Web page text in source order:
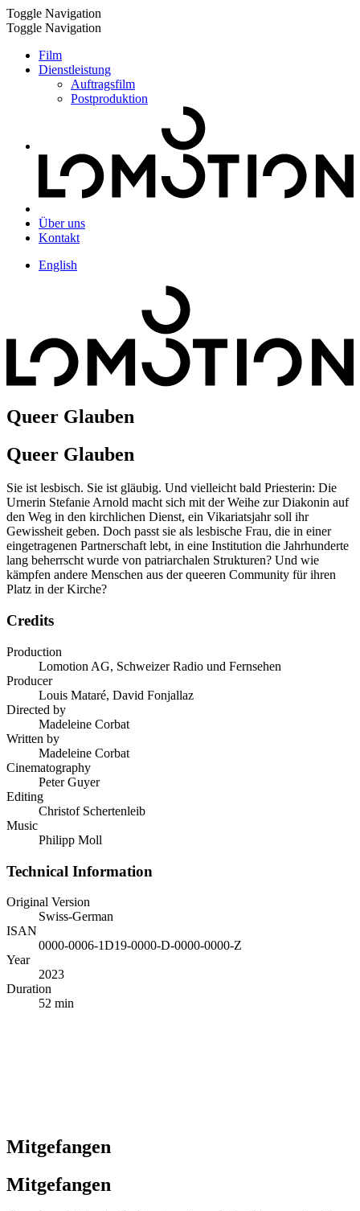
Toggle Navigation
Toggle Navigation
Film
Dienstleistung
Auftragsfilm
Postproduktion
Über uns
Kontakt
English
Queer Glauben
Queer Glauben
Sie ist lesbisch. Sie ist gläubig. Und vielleicht bald Priesterin: Die
Urnerin Stefanie Arnold macht sich mit der Weihe zur Diakonin auf
den Weg in den kirchlichen Dienst, ein Vikariatsjahr soll ihr
Gewissheit geben. Doch passt sie als lesbische Frau, die in einer
eingetragenen Partnerschaft lebt, in eine Institution die Jahrhunderte
lang beherrscht wurde von patriarchalen Strukturen? Und wie
kämpfen andere Menschen aus der queeren Community für ihren
Platz in der Kirche?
Credits
Production
Lomotion AG, Schweizer Radio und Fernsehen
Producer
Louis Mataré, David Fonjallaz
Directed by
Madeleine Corbat
Written by
Madeleine Corbat
Cinematography
Peter Guyer
Editing
Christof Schertenleib
Music
Philipp Moll
Technical Information
Original Version
Swiss-German
ISAN
0000-0006-1D19-0000-D-0000-0000-Z
Year
2023
Duration
52 min
Mitgefangen
Mitgefangen